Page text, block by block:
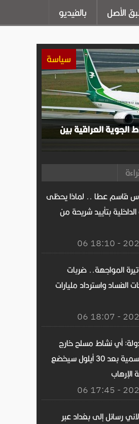
الأصل بالفيديو
سياسة
الجوية العراقية بين
قاسم عطا .. لماذا يحظى
بتأييد شريحة من
المواجهة.. ضربات
الفساد واسترداد مليارات
أي نشاط مسلح خارج
المؤسسات الرسمية بعد 30 أيلول سيخضع
الإرهاب
رسائل إلى بغداد عبر